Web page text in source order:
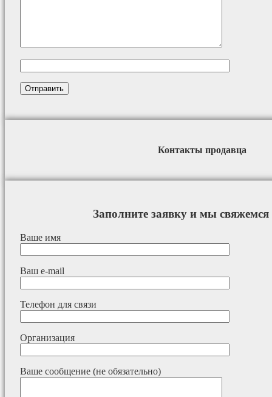
Контакты продавца
Заполните заявку и мы
Ваше имя
Ваш e-mail
Телефон для связи
Организация
Ваше сообщение (не обязательно)